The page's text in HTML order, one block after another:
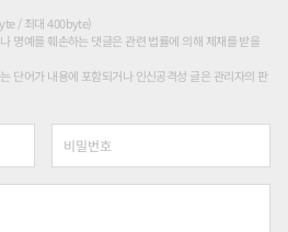
/ 최대 400byte)
명예를 훼손하는 댓글은 관련 법률에 의해 제재를 받을
단어가 내용에 포함되거나 인신공격성 글은 관리자의 판